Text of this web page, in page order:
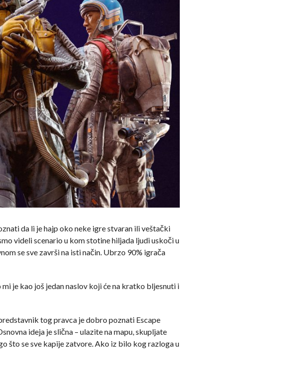
da li je hajp oko neke igre stvaran ili veštački
videli scenario u kom stotine hiljada ljudi uskoči u
se sve završi na isti način. Ubrzo 90% igrača
je kao još jedan naslov koji će na kratko bljesnuti i
tog pravca je dobro poznati Escape
ideja je slična – ulazite na mapu, skupljate
što se sve kapije zatvore. Ako iz bilo kog razloga u